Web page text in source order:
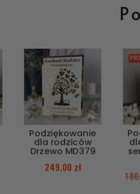
Podziękowanie
dla rodziców
Drzewo MD379
249,00 zł